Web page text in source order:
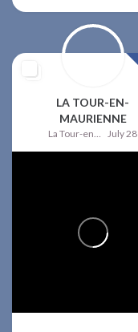
LA TOUR-EN-
MAURIENNE
La Tour-en-Maurienne July 28